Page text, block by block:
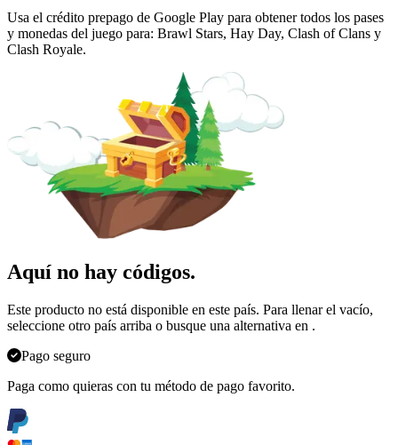
Usa el crédito prepago de Google Play para obtener todos los pases
y monedas del juego para: Brawl Stars, Hay Day, Clash of Clans y
Clash Royale.
Aquí no hay códigos.
Este producto no está disponible en este país. Para llenar el vacío,
seleccione otro país arriba o busque una alternativa en .
Pago seguro
Paga como quieras con tu método de pago favorito.